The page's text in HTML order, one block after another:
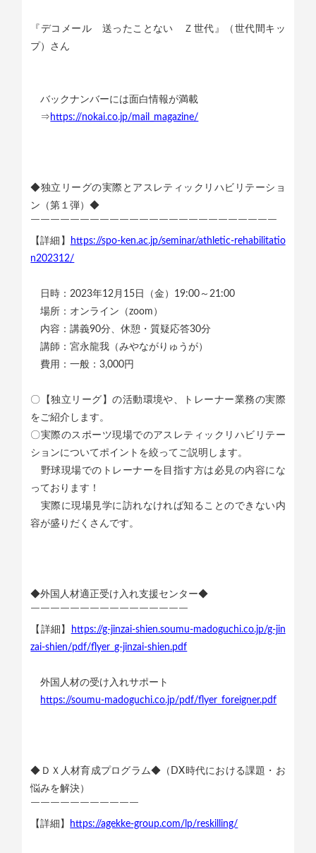
『デコメール 送ったことない Ｚ世代』（世代間キッ
プ）さん
バックナンバーには面白情報が満載
⇒ https://nokai.co.jp/mail_magazine/
◆独立リーグの実際とアスレティックリハビリテーショ
ン（第１弾）◆
￣￣￣￣￣￣￣￣￣￣￣￣￣￣￣￣￣￣￣￣￣￣￣￣￣
【詳細】
https://spo-ken.ac.jp/seminar/athletic-rehabilitatio
n202312/
日時：2023年12月15日（金）19:00～21:00
場所：オンライン（zoom）
内容：講義90分、休憩・質疑応答30分
講師：宮永龍我（みやながりゅうが）
費用：一般：3,000円
〇【独立リーグ】の活動環境や、トレーナー業務の実際
をご紹介します。
〇実際のスポーツ現場でのアスレティックリハビリテー
ションについてポイントを絞ってご説明します。
野球現場でのトレーナーを目指す方は必見の内容にな
っております！
実際に現場見学に訪れなければ知ることのできない内
容が盛りだくさんです。
◆外国人材適正受け入れ支援センター◆
￣￣￣￣￣￣￣￣￣￣￣￣￣￣￣￣
【詳細】
https://g-jinzai-shien.soumu-madoguchi.co.jp/g-jin
zai-shien/pdf/flyer_g-jinzai-shien.pdf
外国人材の受け入れサポート
https://soumu-madoguchi.co.jp/pdf/flyer_foreigner.pdf
◆ＤＸ人材育成プログラム◆（DX時代における課題・お
悩みを解決）
￣￣￣￣￣￣￣￣￣￣￣
【詳細】
https://agekke-group.com/lp/reskilling/